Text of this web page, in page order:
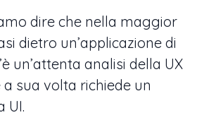
dire che nella maggior
dietro un’applicazione di
un’attenta analisi della UX
a sua volta richiede un
UI.